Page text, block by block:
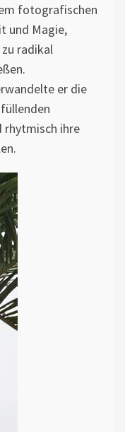
fotografischen
und Magie,
radikal
er die
rhytmisch ihre